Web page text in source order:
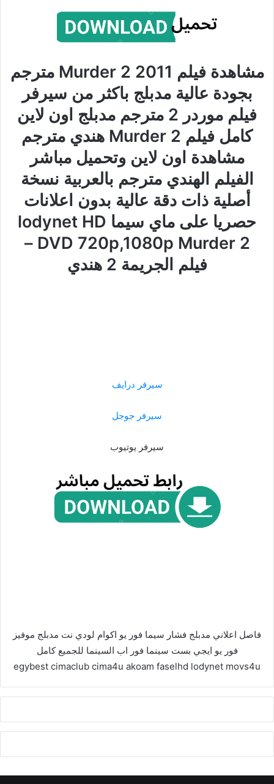
مشاهدة فيلم Murder 2 2011 مترجم
بجودة عالية مدبلج باكثر من سيرفر
فيلم موردر 2 مترجم مدبلج اون لاين
كامل فيلم Murder 2 هندي مترجم
مشاهدة اون لاين وتحميل مباشر
الفيلم الهندي مترجم بالعربية نسخة
أصلية ذات دقة عالية بدون اعلانات
حصريا على ماي سيما lodynet HD
DVD 720p,1080p Murder 2 –
فيلم الجريمة 2 هندي
سيرفر درايف
سيرفر جوجل
سيرفر يوتيوب
فاصل اعلاني مدبلج فشار سيما فور يو اكوام لودي نت مدبلج موفيز
فور يو ايجي بست سينما فور اب السينما للجميع كامل
egybest cimaclub cima4u akoam faselhd lodynet movs4u